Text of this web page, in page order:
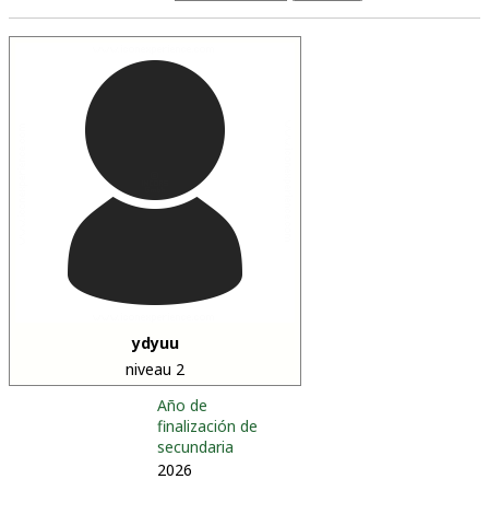
ydyuu
niveau 2
Año de
finalización de
secundaria
2026